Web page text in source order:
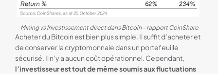
Mining vs Investissement direct dans Bitcoin - rapport CoinShare
Acheter du Bitcoin est bien plus simple. Il suffit d’acheter et
de conserver la cryptomonnaie dans un portefeuille
sécurisé. Il n’y a aucun coût opérationnel. Cependant,
l’investisseur est tout de même soumis aux fluctuations